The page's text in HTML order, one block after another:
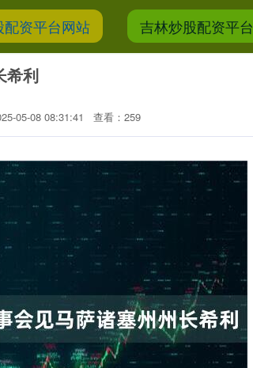
配资平台网站 吉林炒股配资平台
希利
05-08 08:31:41 查看：259